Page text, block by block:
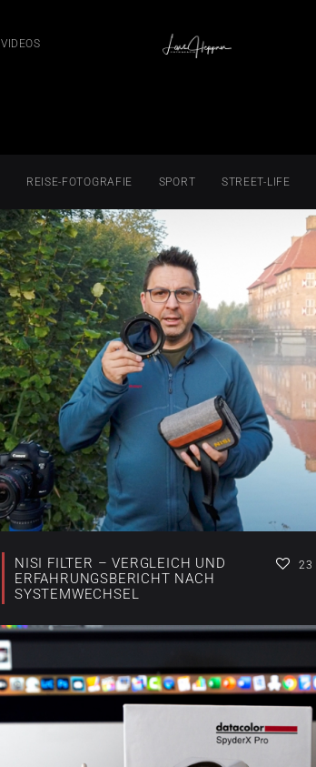
VIDEOS
REISE-FOTOGRAFIE SPORT STREET-LIFE
NISI FILTER – VERGLEICH UND
ERFAHRUNGSBERICHT NACH
SYSTEMWECHSEL
23